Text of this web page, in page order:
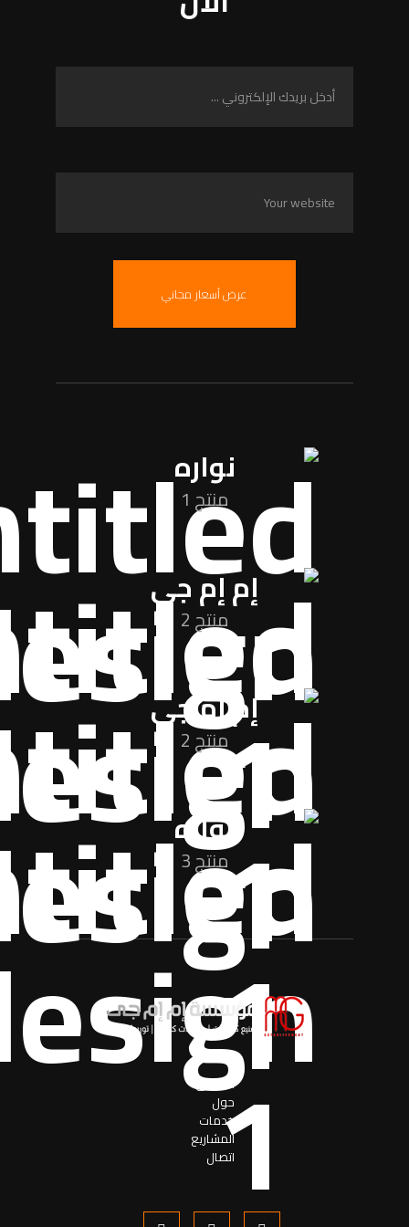
عرض أسعار مجاني
نواره
منتج 1
إم إم جي
منتج 2
إم إم جي
منتج 2
نواره
منتج 3
اساسی
حول
خدمات
المشاریع
اتصال